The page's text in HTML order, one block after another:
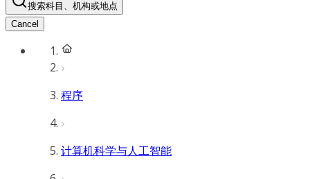
搜索科目、机构或地点
Cancel
程序
计算机科学与人工智能